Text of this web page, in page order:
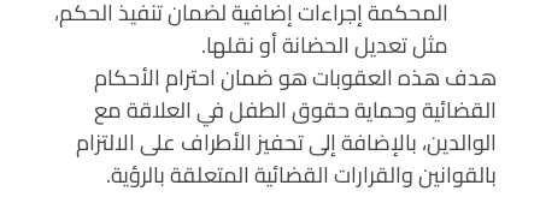
المحكمة إجراءات إضافية لضمان تنفيذ الحكم،
مثل تعديل الحضانة أو نقلها.
هدف هذه العقوبات هو ضمان احترام الأحكام
القضائية وحماية حقوق الطفل في العلاقة مع
الوالدين، بالإضافة إلى تحفيز الأطراف على الالتزام
بالقوانين والقرارات القضائية المتعلقة بالرؤية.